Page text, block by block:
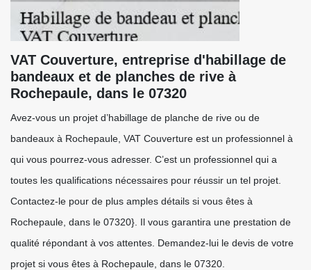
VAT Couverture, entreprise d'habillage de
bandeaux et de planches de rive à
Rochepaule, dans le 07320
Avez-vous un projet d’habillage de planche de rive ou de
bandeaux à Rochepaule, VAT Couverture est un professionnel à
qui vous pourrez-vous adresser. C’est un professionnel qui a
toutes les qualifications nécessaires pour réussir un tel projet.
Contactez-le pour de plus amples détails si vous êtes à
Rochepaule, dans le 07320}. Il vous garantira une prestation de
qualité répondant à vos attentes. Demandez-lui le devis de votre
projet si vous êtes à Rochepaule, dans le 07320.